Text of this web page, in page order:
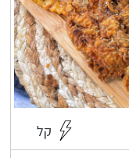
קל